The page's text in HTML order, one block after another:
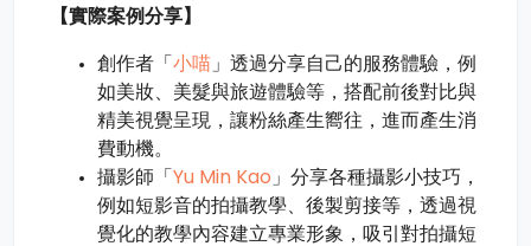
【實際案例分享】
創作者「 小喵 」透過分享自己的服務體驗，例
如美妝、美髮與旅遊體驗等，搭配前後對比與
精美視覺呈現，讓粉絲產生嚮往，進而產生消
費動機。
攝影師「 Yu Min Kao 」分享各種攝影小技巧，
例如短影音的拍攝教學、後製剪接等，透過視
覺化的教學內容建立專業形象，吸引對拍攝短